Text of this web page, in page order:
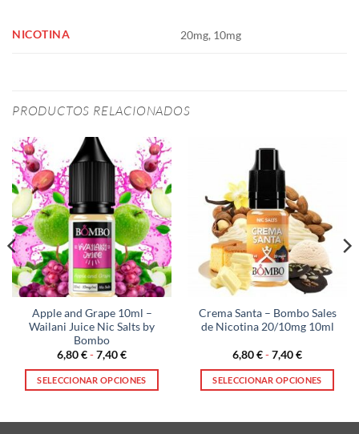
NICOTINA 20mg, 10mg
PRODUCTOS RELACIONADOS
Apple and Grape 10ml –
Wailani Juice Nic Salts by
Bombo
6,80€-7,40€Rango
precios:
desde
SELECCIONAR OPCIONES
Crema Santa – Bombo Sales
de Nicotina 20/10mg 10ml
6,80€-7,40€Rango
precios:
desde
SELECCIONAR OPCIONES